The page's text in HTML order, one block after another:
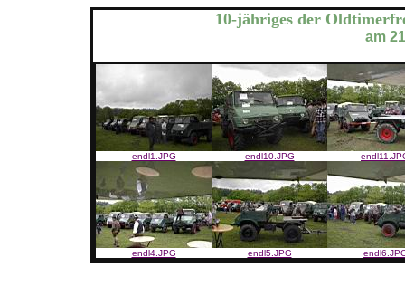
10-jähriges der
am
endl1.JPG endl10.JPG
endl4.JPG endl5.JPG